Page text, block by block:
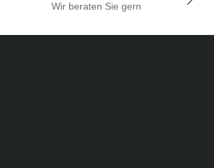
Wir beraten Sie gern